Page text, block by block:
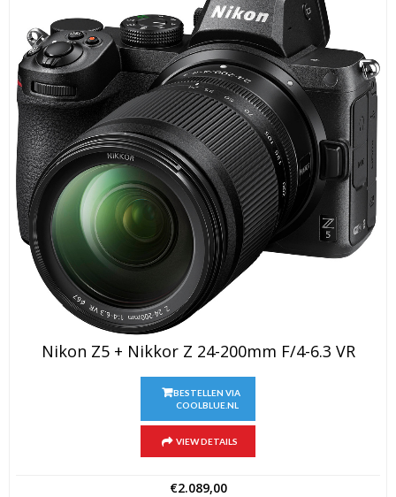
Nikon Z5 + Nikkor Z 24-200mm F/4-6.3 VR
BESTELLEN VIA
COOLBLUE.NL
VIEW DETAILS
€2.089,00